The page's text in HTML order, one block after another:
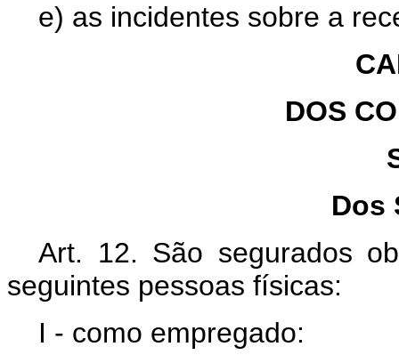
e) as incidentes sobre a
DOS
Dos
Art. 12. São segurados
seguintes pessoas físicas:
I - como empregado: